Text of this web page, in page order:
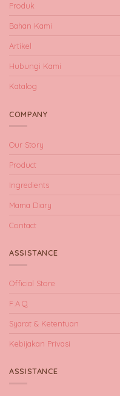
Produk
Bahan Kami
Artikel
Hubungi Kami
Katalog
COMPANY
Our Story
Product
Ingredients
Mama Diary
Contact
ASSISTANCE
Official Store
F.A.Q
Syarat & Ketentuan
Kebijakan Privasi
ASSISTANCE